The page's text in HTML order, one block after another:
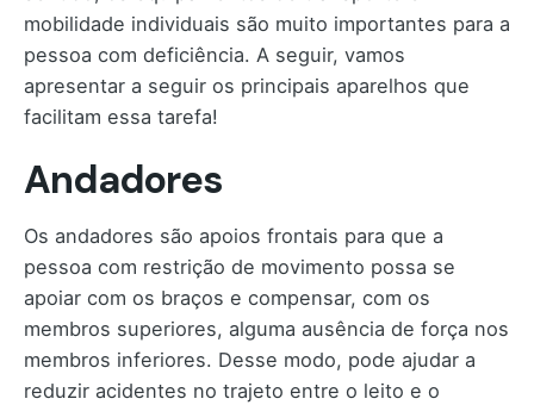
mobilidade individuais são muito importantes para a
pessoa com deficiência. A seguir, vamos
apresentar a seguir os principais aparelhos que
facilitam essa tarefa!
Andadores
Os andadores são apoios frontais para que a
pessoa com restrição de movimento possa se
apoiar com os braços e compensar, com os
membros superiores, alguma ausência de força nos
membros inferiores. Desse modo, pode ajudar a
reduzir acidentes no trajeto entre o leito e o